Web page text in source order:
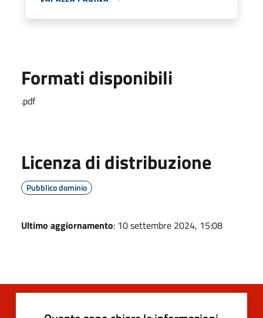
Formati disponibili
.pdf
Licenza di distribuzione
Pubblico dominio
Ultimo aggiornamento: 10 settembre 2024, 15:08